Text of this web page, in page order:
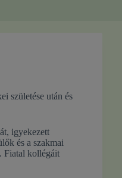
születése után és
igyekezett
és a szakmai
Fiatal kollégáit